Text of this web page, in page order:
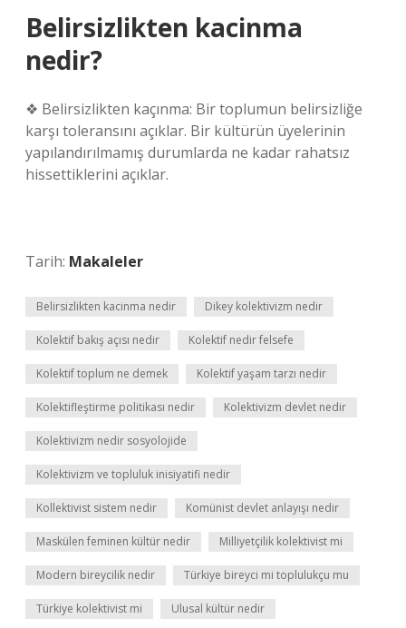
Belirsizlikten kacinma
nedir?
❖ Belirsizlikten kaçınma: Bir toplumun belirsizliğe
karşı toleransını açıklar. Bir kültürün üyelerinin
yapılandırılmamış durumlarda ne kadar rahatsız
hissettiklerini açıklar.
Tarih: Makaleler
Belirsizlikten kacinma nedir Dikey kolektivizm nedir
Kolektif bakış açısı nedir Kolektif nedir felsefe
Kolektif toplum ne demek Kolektif yaşam tarzı nedir
Kolektifleştirme politikası nedir Kolektivizm devlet nedir
Kolektivizm nedir sosyolojide
Kolektivizm ve topluluk inisiyatifi nedir
Kollektivist sistem nedir Komünist devlet anlayışı nedir
Maskülen feminen kültür nedir Milliyetçilik kolektivist mi
Modern bireycilik nedir Türkiye bireyci mi toplulukçu mu
Türkiye kolektivist mi Ulusal kültür nedir